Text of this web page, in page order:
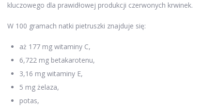
kluczowego dla prawidłowej produkcji czerwonych krwinek.
W 100 gramach natki pietruszki znajduje się:
aż 177 mg witaminy C,
6,722 mg betakarotenu,
3,16 mg witaminy E,
5 mg żelaza,
potas,